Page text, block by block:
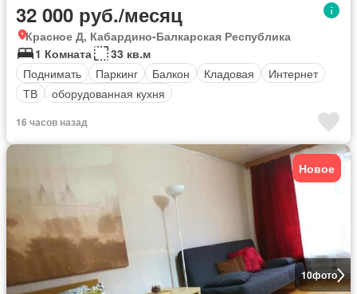
32 000 руб./месяц
Красное Д, Кабардино-Балкарская Республика
1 Комната
33 кв.м
Поднимать
Паркинг Балкон Кладовая
Интернет
ТВ
оборудованная кухня
16 часов назад
10фото
Новое